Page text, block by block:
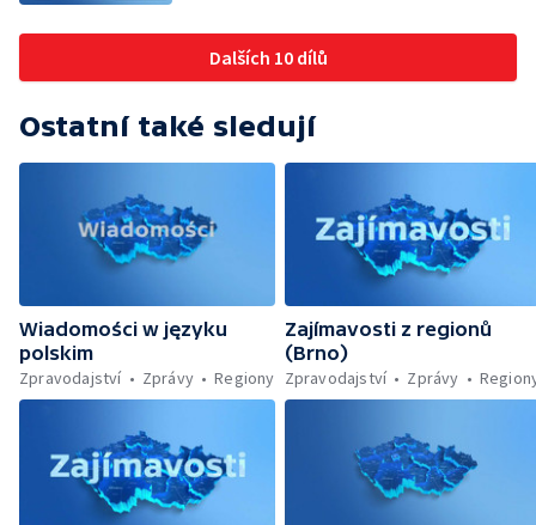
Dalších 10 dílů
Ostatní také sledují
Wiadomości w języku
polskim
Zpravodajství
Zprávy Regiony
Zajímavosti z regionů
(Brno)
Zpravodajství
Zprávy